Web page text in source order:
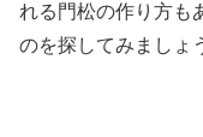
れる門松の作り方も
のを探してみましょ